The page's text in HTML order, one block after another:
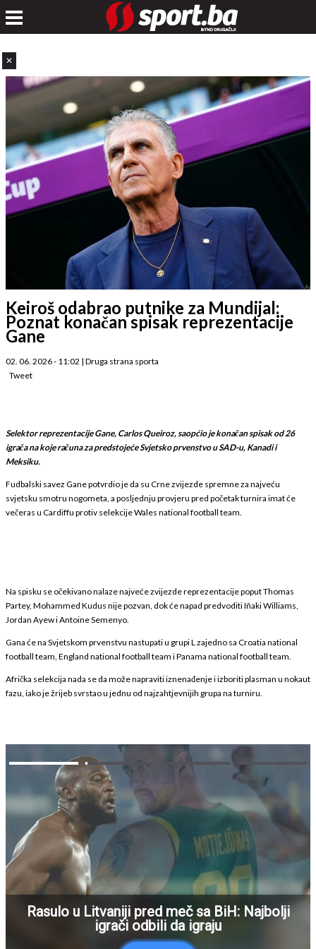
✕
Keiroš odabrao putnike za Mundijal:
Poznat konačan spisak reprezentacije
Gane
02. 06. 2026 - 11:02 | Druga strana sporta
Tweet
Selektor reprezentacije Gane, Carlos Queiroz, saopćio je konačan spisak od 26
igrača na koje računa za predstojeće Svjetsko prvenstvo u SAD-u, Kanadi i
Meksiku.
Fudbalski savez Gane potvrdio je da su Crne zvijezde spremne za najveću
svjetsku smotru nogometa, a posljednju provjeru pred početak turnira imat će
večeras u Cardiffu protiv selekcije Wales national football team.
Na spisku se očekivano nalaze najveće zvijezde reprezentacije poput Thomas
Partey, Mohammed Kudus nije pozvan, dok će napad predvoditi Iñaki Williams,
Jordan Ayew i Antoine Semenyo.
Gana će na Svjetskom prvenstvu nastupati u grupi L zajedno sa Croatia national
football team, England national football team i Panama national football team.
Afrička selekcija nada se da može napraviti iznenađenje i izboriti plasman u nokaut
fazu, iako je žrijeb svrstao u jednu od najzahtjevnijih grupa na turniru.
Rasulo u Litvaniji pred meč sa BiH: Najbolji
igrači odbili da igraju